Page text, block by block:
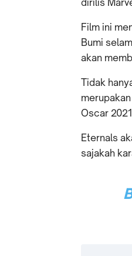
Film ini
Bumi
akan
Tidak
Oscar
Eternals
sajakah